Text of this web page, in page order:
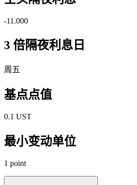
-11.000
3 倍隔夜利息日
周五
基点点值
0.1 UST
最小变动单位
1 point